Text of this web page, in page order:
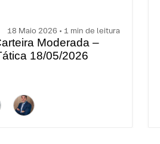
18 Maio 2026 • 1 min de leitura
Moderada –
18/05/2026